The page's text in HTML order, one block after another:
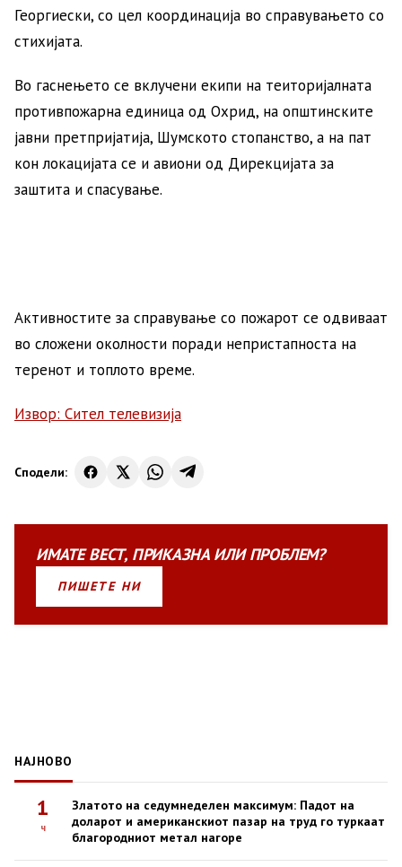
Георгиески, со цел координација во справувањето со
стихијата.
Во гаснењето се вклучени екипи на теиторијалната
противпожарна единица од Охрид, на општинските
јавни претпријатија, Шумското стопанство, а на пат
кон локацијата се и авиони од Дирекцијата за
заштита и спасување.
Активностите за справување со пожарот се одвиваат
во сложени околности поради непристапноста на
теренот и топлото време.
Извор: Сител телевизија
Сподели:
ИМАТЕВЕСТ, ПРИКАЗНАИЛИПРОБЛЕМ?
ПИШЕТЕ НИ
НАЈНОВО
1
ч
Златото на седумнеделен максимум: Падот на
доларот и американскиот пазар на труд го туркаат
благородниот метал нагоре